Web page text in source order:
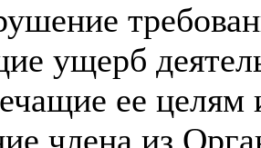
ущерб
ее целям
члена из